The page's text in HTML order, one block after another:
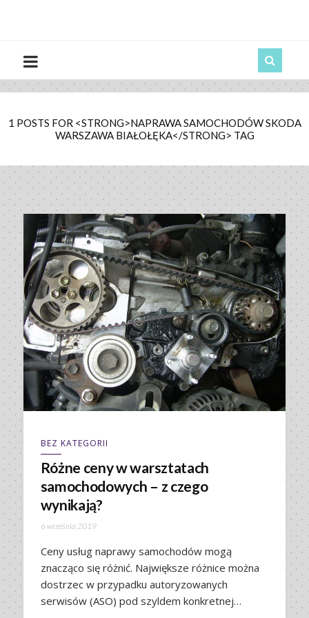
1 POSTS FOR <STRONG>NAPRAWA SAMOCHODÓW SKODA
WARSZAWA BIAŁOŁĘKA</STRONG> TAG
BEZ KATEGORII
Różne ceny w warsztatach
samochodowych – z czego
wynikają?
6 września 2019
Ceny usług naprawy samochodów mogą
znacząco się różnić. Największe różnice można
dostrzec w przypadku autoryzowanych
serwisów (ASO) pod szyldem konkretnej…